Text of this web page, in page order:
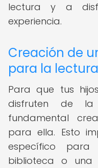
lectura y a
experiencia.
Creación de
para la lectura
Para que tus
disfruten de
fundamental
para ella. Esto
específico
biblioteca o una